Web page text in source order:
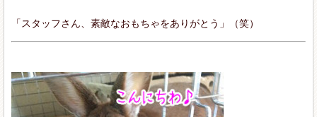
「スタッフさん、素敵なおもちゃをありがとう」（笑）